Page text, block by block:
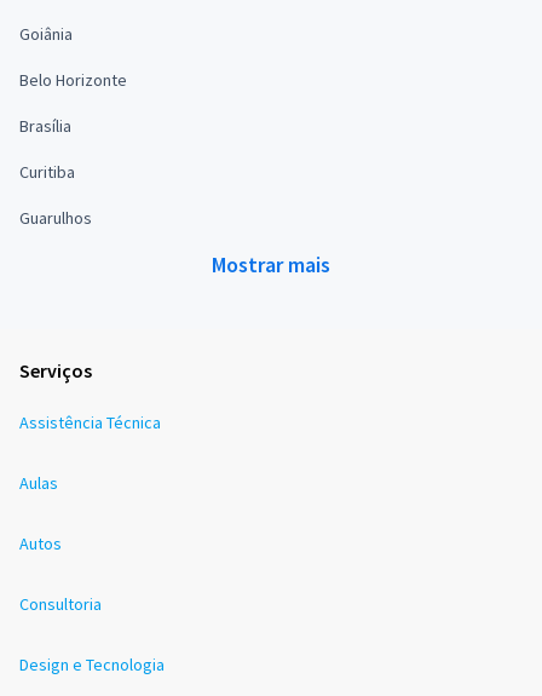
Goiânia
Belo Horizonte
Brasília
Curitiba
Guarulhos
Mostrar mais
Serviços
Assistência Técnica
Aulas
Autos
Consultoria
Design e Tecnologia